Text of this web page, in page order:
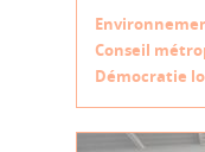
Conseil
Démocratie